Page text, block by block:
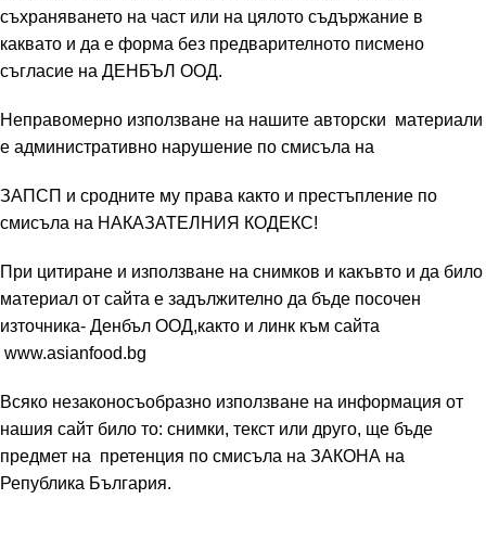
съхраняването на част или на цялото съдържание в
каквато и да е форма без предварителното писмено
съгласие на ДЕНБЪЛ ООД.
Неправомерно използване на нашите авторски материали
е административно нарушение по смисъла на
ЗАПСП и сродните му права както и престъпление по
смисъла на НАКАЗАТЕЛНИЯ КОДЕКС!
При цитиране и използване на снимков и какъвто и да било
материал от сайта е задължително да бъде посочен
източника- Денбъл ООД,както и линк към сайта
www.asianfood.bg
Всяко незаконосъобразно използване на информация от
нашия сайт било то: снимки, текст или друго, ще бъде
предмет на претенция по смисъла на ЗАКОНА на
Република България.